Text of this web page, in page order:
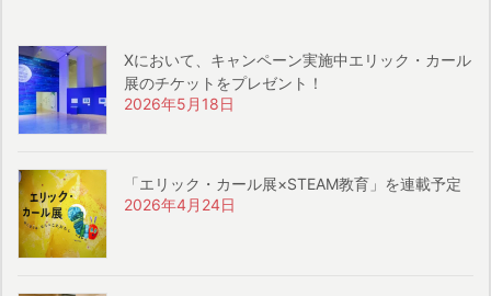
Xにおいて、キャンペーン実施中エリック・カール
展のチケットをプレゼント！
2026年5月18日
「エリック・カール展×STEAM教育」を連載予定
2026年4月24日